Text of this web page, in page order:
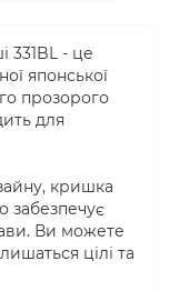
331BL - це
японської
прозорого
для
кришка
забезпечує
Ви можете
цілі та